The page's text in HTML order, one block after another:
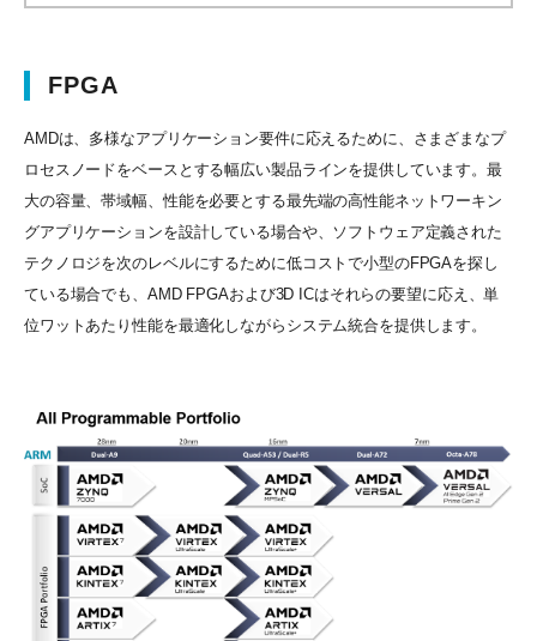
FPGA
AMDは、多様なアプリケーション要件に応えるために、さまざまなプ
ロセスノードをベースとする幅広い製品ラインを提供しています。最
大の容量、帯域幅、性能を必要とする最先端の高性能ネットワーキン
グアプリケーションを設計している場合や、ソフトウェア定義された
テクノロジを次のレベルにするために低コストで小型のFPGAを探し
ている場合でも、AMD FPGAおよび3D ICはそれらの要望に応え、単
位ワットあたり性能を最適化しながらシステム統合を提供します。